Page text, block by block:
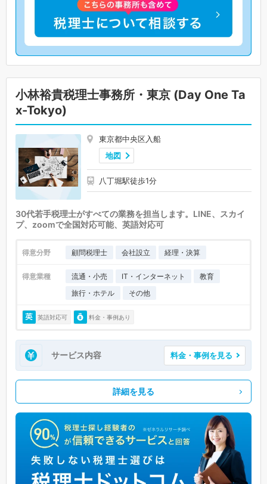
小林裕貴税理士事務所・東京 (Day One Ta
x-Tokyo)
東京都中央区入船
地図
八丁堀駅徒歩1分
30代若手税理士がすべての業務を担当します。LINE、スカイ
プ、zoomで全国対応可能、英語対応可
得意分野 顧問税理士 会社設立 経理・決算
得意業種 流通・小売 IT・インターネット
教育
旅行・ホテル
その他
英語対応可 料金・事例あり
サービス内容 料金・事例を見る
詳細を見る